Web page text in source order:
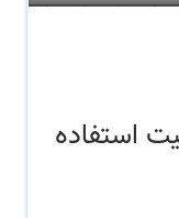
استفاده